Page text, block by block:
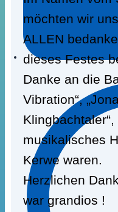
möchten wir
ALLEN
dieses Festes
Danke an die
Vibration“,
musikalisches
Kerwe waren.
Herzlichen
war grandios !